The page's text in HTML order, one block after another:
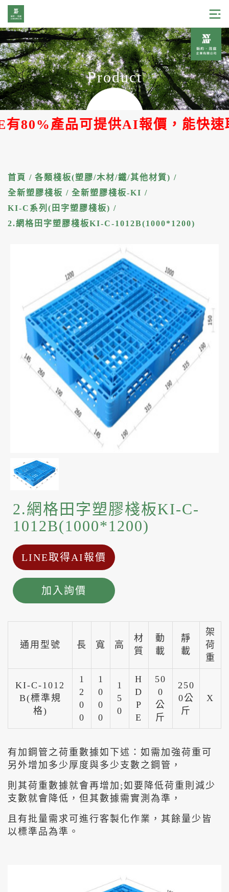
Product
產品可提供AI報價，能快速取得
首頁 / 各類棧板(塑膠/木材/鐵/其他材質) /
全新塑膠棧板 / 全新塑膠棧板-KI /
KI-C系列(田字塑膠棧板) /
2.網格田字塑膠棧板KI-C-1012B(1000*1200)
2.網格田字塑膠棧板KI-C-
1012B(1000*1200)
LINE取得AI報價
加入詢價
通用型號 長 寬 高
材
質
動
載
靜
載
架
荷
重
KI-C-1012
B(標準規
格)
1
2
0
0
1
0
0
0
1
5
0
H
D
P
E
50
0
公
斤
250
0公
斤
X
有加鋼管之荷重數據如下述：如需加強荷重可
另外增加多少厚度與多少支數之鋼管，
則其荷重數據就會再增加;如要降低荷重則減少
支數就會降低，但其數據需實測為準，
且有批量需求可進行客製化作業，其餘量少皆
以標準品為準。